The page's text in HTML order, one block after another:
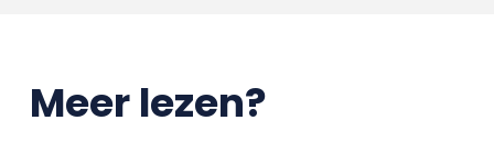
Meer lezen?